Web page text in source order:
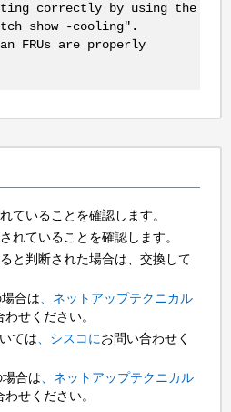
correctly by using the
show -cooling".
FRUs are properly
ていることを確認します。
れていることを確認します。
と判断された場合は、交換して
合は 、ネットアップテクニカル
せください。
ては 、シスコにお問い合わせく
合は 、ネットアップテクニカル
せください。